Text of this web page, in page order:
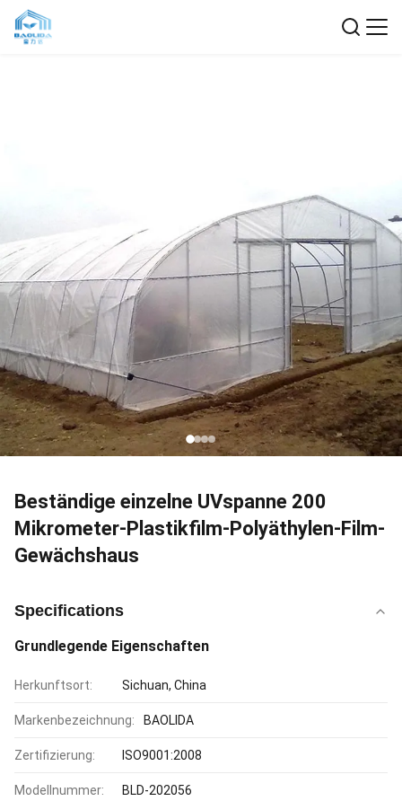
Beständige einzelne UVspanne 200
Mikrometer-Plastikfilm-Polyäthylen-Film-
Gewächshaus
Specifications
Grundlegende Eigenschaften
Herkunftsort: Sichuan, China
Markenbezeichnung: BAOLIDA
Zertifizierung: ISO9001:2008
Modellnummer: BLD-202056